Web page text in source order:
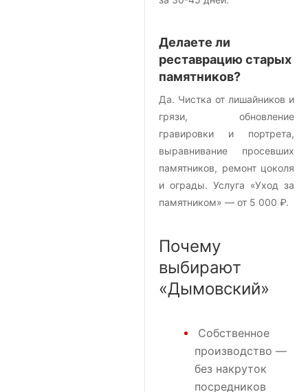
Делаете ли
реставрацию старых
памятников?
Да. Чистка от лишайников и
грязи, обновление
гравировки и портрета,
выравнивание просевших
памятников, ремонт цоколя
и ограды. Услуга «Уход за
памятником» — от 5 000 ₽.
Почему
выбирают
«Дымовский»
Собственное
производство —
без накруток
посредников